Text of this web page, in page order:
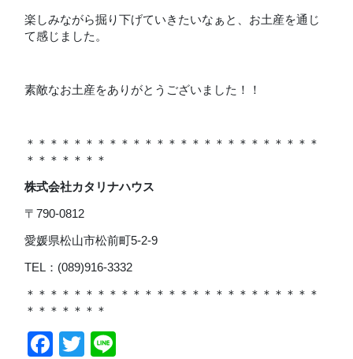
楽しみながら掘り下げていきたいなぁと、お土産を通じ
て感じました。
素敵なお土産をありがとうございました！！
＊＊＊＊＊＊＊＊＊＊＊＊＊＊＊＊＊＊＊＊＊＊＊＊＊
＊＊＊＊＊＊＊
株式会社カタリナハウス
〒790-0812
愛媛県松山市松前町5-2-9
TEL：(089)916-3332
＊＊＊＊＊＊＊＊＊＊＊＊＊＊＊＊＊＊＊＊＊＊＊＊＊
＊＊＊＊＊＊＊
Facebook
Twitter